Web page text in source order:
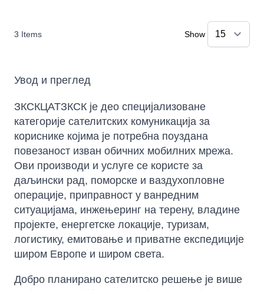
3 Items Show
Увод и преглед
ЗКСКЦАТЗКСК је део специјализоване
категорије сателитских комуникација за
кориснике којима је потребна поуздана
повезаност изван обичних мобилних мрежа.
Ови производи и услуге се користе за
даљински рад, поморске и ваздухопловне
операције, приправност у ванредним
ситуацијама, инжењеринг на терену, владине
пројекте, енергетске локације, туризам,
логистику, емитовање и приватне експедиције
широм Европе и широм света.
Добро планирано сателитско решење је више